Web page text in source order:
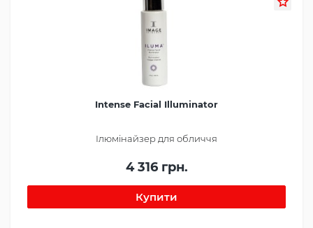
Intense Facial Illuminator
Ілюмінайзер для обличчя
4 316 грн.